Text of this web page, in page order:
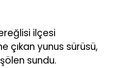
ilçesi
çıkan yunus sürüsü,
sundu.